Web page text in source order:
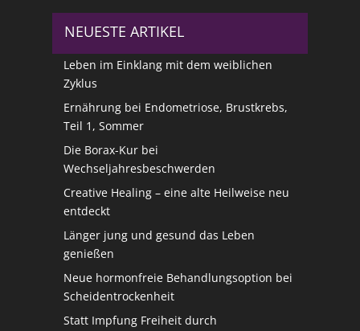
NEUESTE ARTIKEL
Leben im Einklang mit dem weiblichen
Zyklus
Ernährung bei Endometriose, Brustkrebs,
Teil 1, Sommer
Die Borax-Kur bei
Wechseljahresbeschwerden
Creative Healing – eine alte Heilweise neu
entdeckt
Länger jung und gesund das Leben
genießen
Neue hormonfreie Behandlungsoption bei
Scheidentrockenheit
Statt Impfung Freiheit durch